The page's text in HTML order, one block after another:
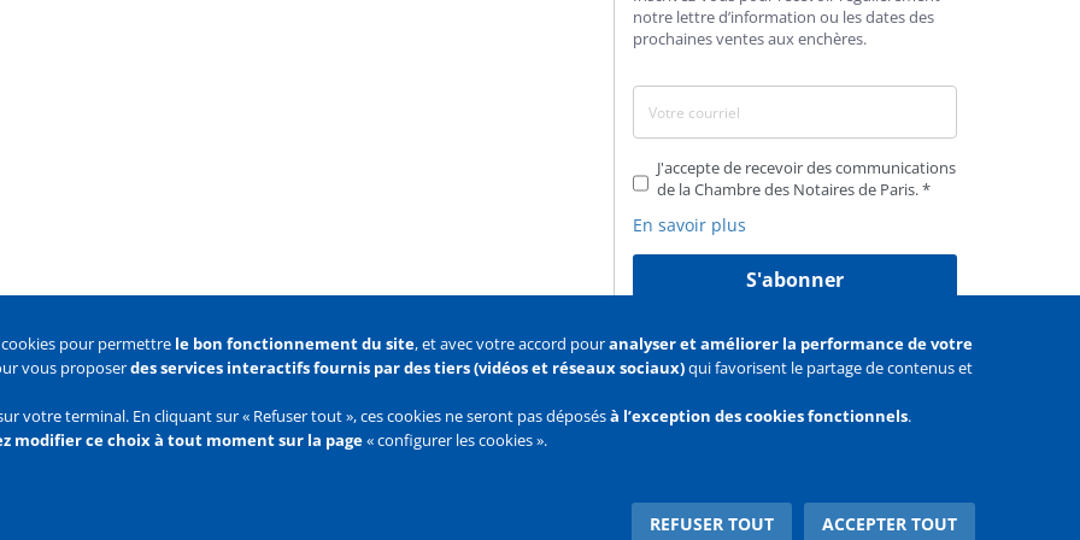
notre lettre d’information ou les dates des
prochaines ventes aux enchères.
J'accepte de recevoir des communications
de la Chambre des Notaires de Paris.
En savoir plus
S'abonner
Flux
pour permettre le bon fonctionnement du site, et avec votre accord pouranalyser et améliorer la performance de votre
vous proposerdes services interactifs fournis par des tiers (vidéos et réseaux sociaux)qui favorisent le partage de contenus et
votre terminal. En cliquant sur « Refuser tout », ces cookies ne seront pas déposésà l’exception des cookies fonctionnels.
modifier ce choix à tout moment sur la page« configurer les cookies ».
ACCEPTER TOUT
REFUSER TOUT